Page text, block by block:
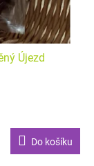
Újezd
Do košíku